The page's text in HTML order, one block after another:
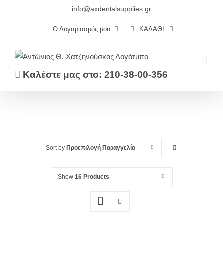
info@axdentalsupplies.gr
Ο Λογαριασμός μου ΚΑΛΆΘΙ
Καλέστε μας στο: 210-38-00-356
Sort by Προεπιλογή Παραγγελία
Show 16 Products